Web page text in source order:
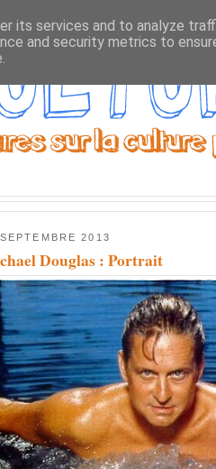
2013
Douglas : Portrait
its services and to analyze
and security metrics to